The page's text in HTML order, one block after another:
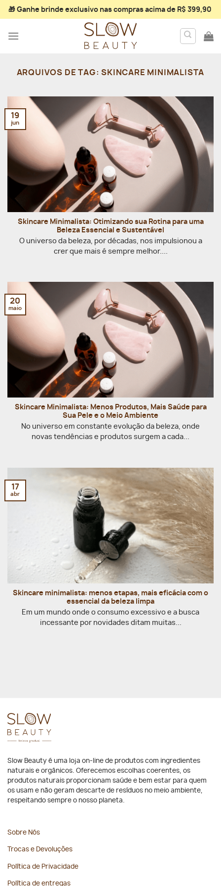
Skip
to
🎁 Ganhe brinde exclusivonas compras acima de R$ 399,90
ARQUIVOS DE TAG:SKINCARE MINIMALISTA
Skincare Minimalista: Otimizando sua Rotina para uma
Beleza Essencial e Sustentável
O universo da beleza, por décadas, nos impulsionou a
crer que mais é sempre melhor....
19
jun
Skincare Minimalista: Menos Produtos, Mais Saúde para
Sua Pele e o Meio Ambiente
No universo em constante evolução da beleza, onde
novas tendências e produtos surgem a cada...
20
maio
Skincare minimalista: menos etapas, mais eficácia com o
essencial da beleza limpa
Em um mundo onde o consumo excessivo e a busca
incessante por novidades ditam muitas...
17
abr
Slow Beauty é uma loja on-line de produtos com ingredientes
naturais e orgânicos. Oferecemos escolhas coerentes, os
produtos naturais proporcionam saúde e bem estar para quem
os usam e não geram descarte de resíduos no meio ambiente,
respeitando sempre o nosso planeta.
Sobre Nós
Trocas e Devoluções
Política de Privacidade
Política de entregas